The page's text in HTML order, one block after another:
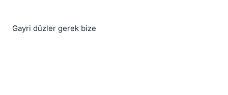
Gayri düzler gerek bize